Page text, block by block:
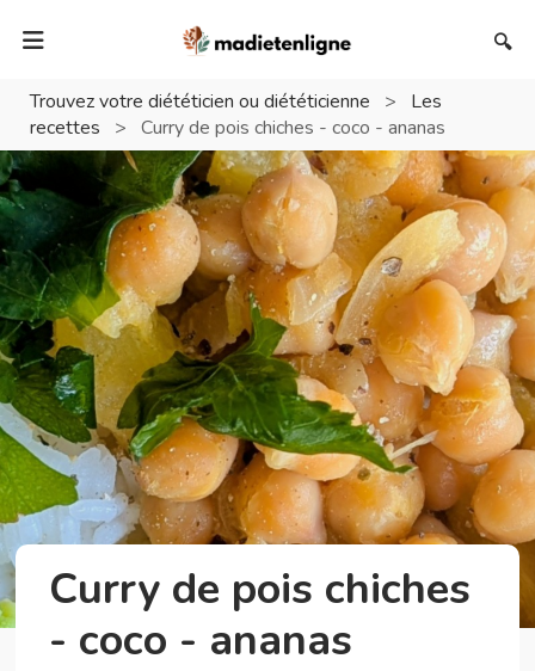
🔍
Trouvez votre diététicien ou diététicienne >
Les
recettes
> Curry de pois chiches - coco - ananas
Curry de pois chiches
- coco - ananas